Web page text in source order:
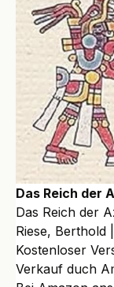
Das Reich der
Das Reich der
Riese, Berthold
Kostenloser
Verkauf duch